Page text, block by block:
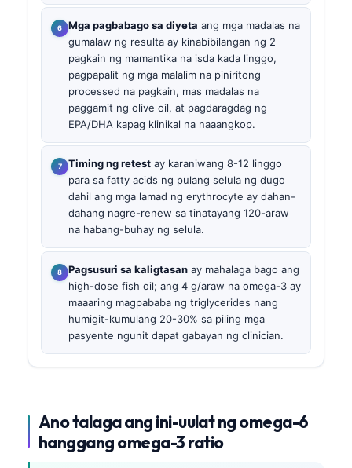
Mga pagbabago sa diyeta ang mga madalas na
gumalaw ng resulta ay kinabibilangan ng 2
pagkain ng mamantika na isda kada linggo,
pagpapalit ng mga malalim na piniritong
processed na pagkain, mas madalas na
paggamit ng olive oil, at pagdaragdag ng
EPA/DHA kapag klinikal na naaangkop.
Timing ng retest ay karaniwang 8-12 linggo
para sa fatty acids ng pulang selula ng dugo
dahil ang mga lamad ng erythrocyte ay dahan-
dahang nagre-renew sa tinatayang 120-araw
na habang-buhay ng selula.
Pagsusuri sa kaligtasan ay mahalaga bago ang
high-dose fish oil; ang 4 g/araw na omega-3 ay
maaaring magpababa ng triglycerides nang
humigit-kumulang 20-30% sa piling mga
pasyente ngunit dapat gabayan ng clinician.
Ano talaga ang ini-uulat ng omega-6
hanggang omega-3 ratio